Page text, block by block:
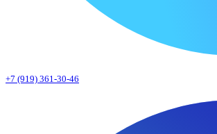
+7 (919) 361-30-46